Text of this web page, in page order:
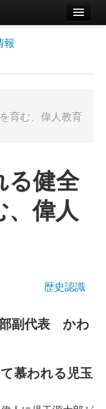
報
育む、偉人教育
る健全
、偉人
歴史認識
副代表 かわ
慕われる児玉